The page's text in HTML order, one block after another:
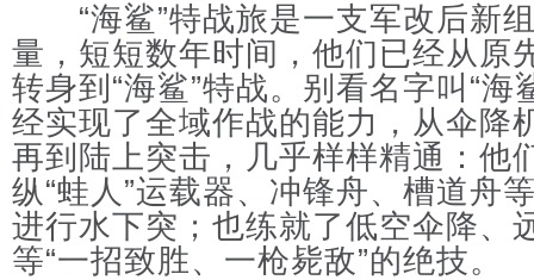
“海鲨”特战旅是一支军改后新
量，短短数年时间，他们已经从原
转身到“海鲨”特战。别看名字叫“海
经实现了全域作战的能力，从伞降
再到陆上突击，几乎样样精通：他
纵“蛙人”运载器、冲锋舟、槽道舟
进行水下突；也练就了低空伞降、
等“一招致胜、一枪毙敌”的绝技。